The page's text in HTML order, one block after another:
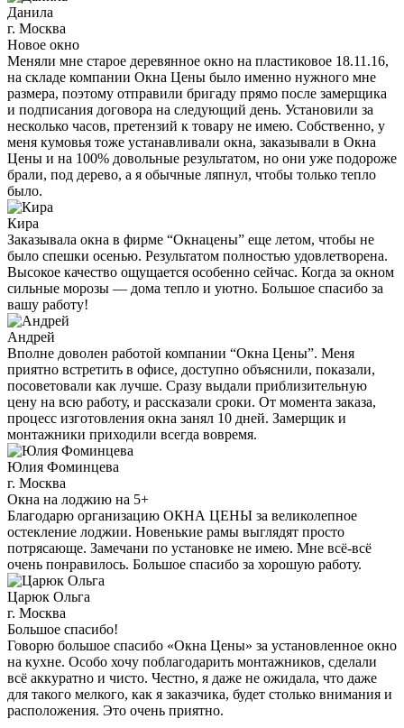
Данила
г. Москва
Новое окно
Меняли мне старое деревянное окно на пластиковое 18.11.16,
на складе компании Окна Цены было именно нужного мне
размера, поэтому отправили бригаду прямо после замерщика
и подписания договора на следующий день. Установили за
несколько часов, претензий к товару не имею. Собственно, у
меня кумовья тоже устанавливали окна, заказывали в Окна
Цены и на 100% довольные результатом, но они уже подороже
брали, под дерево, а я обычные ляпнул, чтобы только тепло
было.
Кира
Заказывала окна в фирме “Окнацены” еще летом, чтобы не
было спешки осенью. Результатом полностью удовлетворена.
Высокое качество ощущается особенно сейчас. Когда за окном
сильные морозы — дома тепло и уютно. Большое спасибо за
вашу работу!
Андрей
Вполне доволен работой компании “Окна Цены”. Меня
приятно встретить в офисе, доступно объяснили, показали,
посоветовали как лучше. Сразу выдали приблизительную
цену на всю работу, и рассказали сроки. От момента заказа,
процесс изготовления окна занял 10 дней. Замерщик и
монтажники приходили всегда вовремя.
Юлия Фоминцева
г. Москва
Окна на лоджию на 5+
Благодарю организацию ОКНА ЦЕНЫ за великолепное
остекление лоджии. Новенькие рамы выглядят просто
потрясающе. Замечани по установке не имею. Мне всё-всё
очень понравилось. Большое спасибо за хорошую работу.
Царюк Ольга
г. Москва
Большое спасибо!
Говорю большое спасибо «Окна Цены» за установленное окно
на кухне. Особо хочу поблагодарить монтажников, сделали
всё аккуратно и чисто. Честно, я даже не ожидала, что даже
для такого мелкого, как я заказчика, будет столько внимания и
расположения. Это очень приятно.